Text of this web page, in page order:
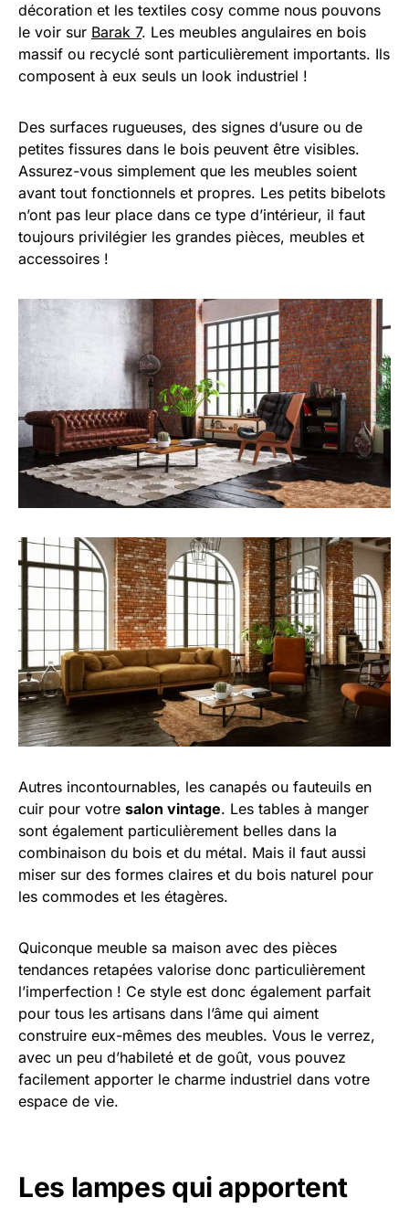
décoration et les textiles cosy comme nous pouvons
le voir sur Barak 7. Les meubles angulaires en bois
massif ou recyclé sont particulièrement importants. Ils
composent à eux seuls un look industriel !
Des surfaces rugueuses, des signes d’usure ou de
petites fissures dans le bois peuvent être visibles.
Assurez-vous simplement que les meubles soient
avant tout fonctionnels et propres. Les petits bibelots
n’ont pas leur place dans ce type d’intérieur, il faut
toujours privilégier les grandes pièces, meubles et
accessoires !
Autres incontournables, les canapés ou fauteuils en
cuir pour votre salon vintage. Les tables à manger
sont également particulièrement belles dans la
combinaison du bois et du métal. Mais il faut aussi
miser sur des formes claires et du bois naturel pour
les commodes et les étagères.
Quiconque meuble sa maison avec des pièces
tendances retapées valorise donc particulièrement
l’imperfection ! Ce style est donc également parfait
pour tous les artisans dans l’âme qui aiment
construire eux-mêmes des meubles. Vous le verrez,
avec un peu d’habileté et de goût, vous pouvez
facilement apporter le charme industriel dans votre
espace de vie.
Les lampes qui apportent